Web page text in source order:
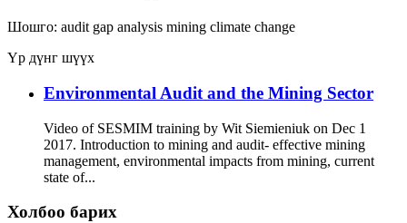
Шошго: audit gap analysis mining climate change
Үр дүнг шүүх
Environmental Audit and the Mining Sector
Video of SESMIM training by Wit Siemieniuk on Dec 1
2017. Introduction to mining and audit- effective mining
management, environmental impacts from mining, current
state of...
Холбоо барих